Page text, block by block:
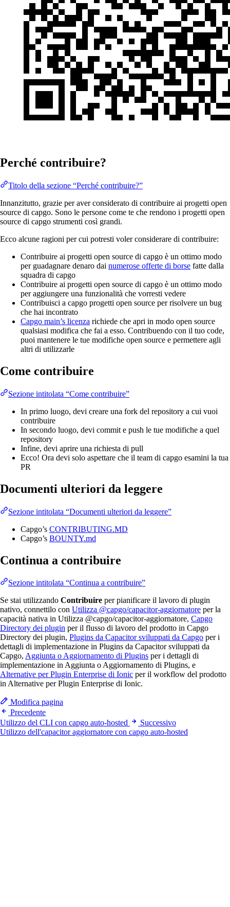
Perché contribuire?
Titolo della sezione “Perché contribuire?”
Innanzitutto, grazie per aver considerato di contribuire ai progetti open
source di capgo. Sono le persone come te che rendono i progetti open
source di capgo strumenti così grandi.
Ecco alcune ragioni per cui potresti voler considerare di contribuire:
Contribuire ai progetti open source di capgo è un ottimo modo
per guadagnare denaro dai numerose offerte di borse fatte dalla
squadra di capgo
Contribuire ai progetti open source di capgo è un ottimo modo
per aggiungere una funzionalità che vorresti vedere
Contribuisci a capgo progetti open source per risolvere un bug
che hai incontrato
Capgo main’s licenza richiede che apri in modo open source
qualsiasi modifica che fai a esso. Contribuendo con il tuo code,
puoi mantenere le tue modifiche open source e permettere agli
altri di utilizzarle
Come contribuire
Sezione intitolata “Come contribuire”
In primo luogo, devi creare una fork del repository a cui vuoi
contribuire
In secondo luogo, devi commit e push le tue modifiche a quel
repository
Infine, devi aprire una richiesta di pull
Ecco! Ora devi solo aspettare che il team di capgo esamini la tua
PR
Documenti ulteriori da leggere
Sezione intitolata “Documenti ulteriori da leggere”
Capgo’s CONTRIBUTING.MD
Capgo’s BOUNTY.md
Continua a contribuire
Sezione intitolata “Continua a contribuire”
Se stai utilizzando Contribuire per pianificare il lavoro di plugin
nativo, connettilo con Utilizza @capgo/capacitor-aggiornatore per la
capacità nativa in Utilizza @capgo/capacitor-aggiornatore, Capgo
Directory dei plugin per il flusso di lavoro del prodotto in Capgo
Directory dei plugin, Plugins da Capacitor sviluppati da Capgo per i
dettagli di implementazione in Plugins da Capacitor sviluppati da
Capgo, Aggiunta o Aggiornamento di Plugins per i dettagli di
implementazione in Aggiunta o Aggiornamento di Plugins, e
Alternative per Plugin Enterprise di Ionic per il workflow del prodotto
in Alternative per Plugin Enterprise di Ionic.
Modifica pagina
Precedente
Utilizzo del CLI con capgo auto-hosted
Successivo
Utilizzo dell'capacitor aggiornatore con capgo auto-hosted